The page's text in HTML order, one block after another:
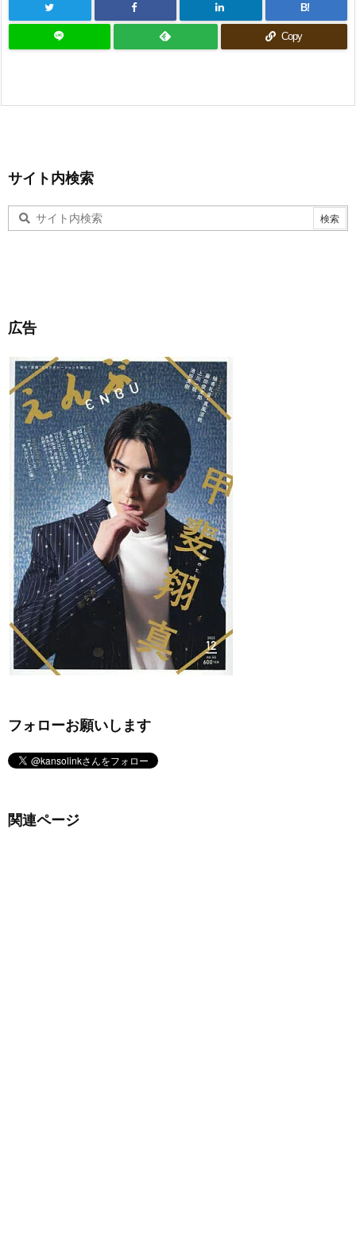
B!
Copy
サイト内検索
広告
フォローお願いします
関連ページ